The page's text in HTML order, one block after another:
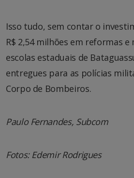
Isso tudo, sem contar o
R$ 2,54 milhões em reformas e
escolas estaduais de
entregues para as polícias
Corpo de Bombeiros.
Paulo Fernandes, Subcom
Fotos: Edemir Rodrigues